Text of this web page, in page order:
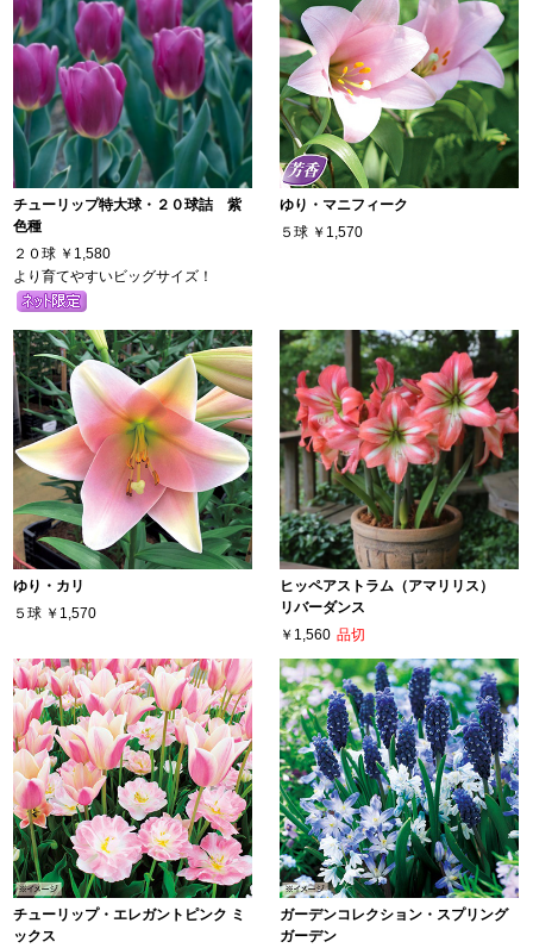
チューリップ特大球・２０球詰 紫
色種
２０球 ￥1,580
より育てやすいビッグサイズ！
ゆり・マニフィーク
５球 ￥1,570
ゆり・カリ
５球 ￥1,570
ヒッペアストラム（アマリリス）
リバーダンス
￥1,560 品切
チューリップ・エレガントピンク ミ
ックス
ガーデンコレクション・スプリング
ガーデン